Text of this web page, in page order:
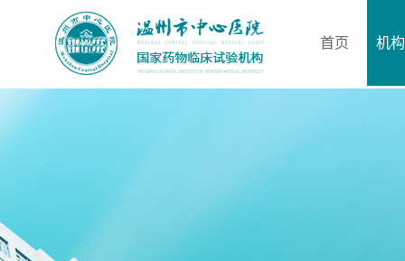
首页 机